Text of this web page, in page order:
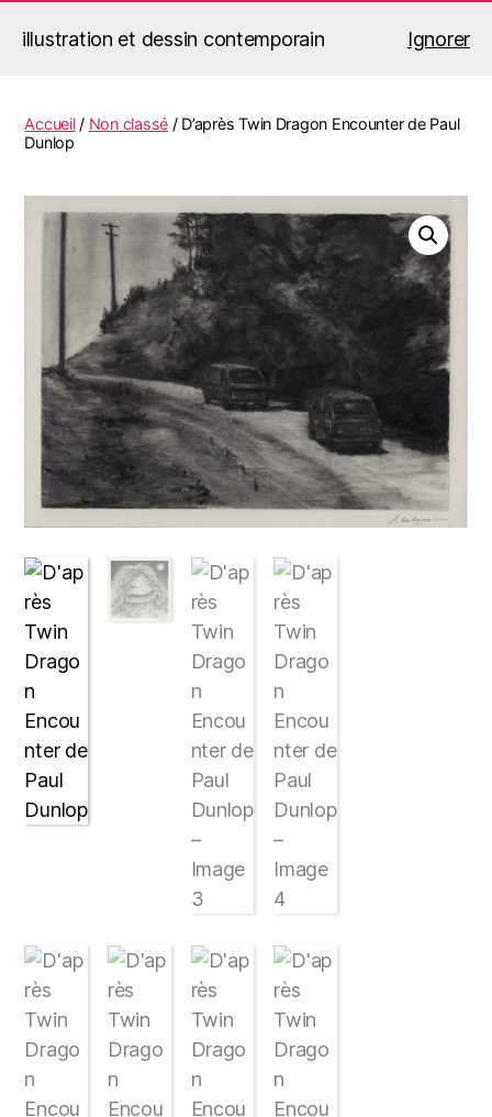
illustration et dessin contemporain Ignorer
Jérémy Le Corvaisier
Accueil/ Non classé / D’après Twin Dragon Encounter de Paul
Dunlop